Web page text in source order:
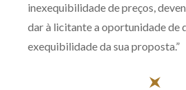
inexequibilidade de preços,
dar à licitante a oportunidade de
exequibilidade da sua proposta.”